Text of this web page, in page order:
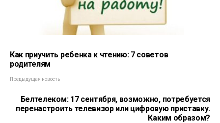
Как приучить ребенка к чтению: 7 советов
родителям
Предыдущая новость
Белтелеком: 17 сентября, возможно, потребуется
перенастроить телевизор или цифровую приставку.
Каким образом?